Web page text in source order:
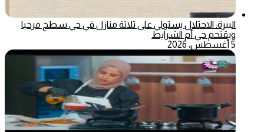
البيرة: الاحتلال يستولي على ثلاثة منازل في حي سطح مرحبا
ويقتحم حي أم الشرايط
5 أغسطس، 2026